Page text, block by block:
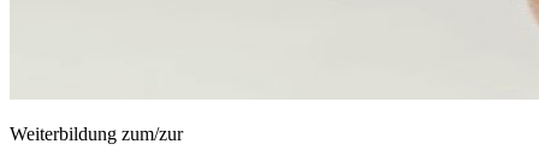
Weiterbildung zum/zur